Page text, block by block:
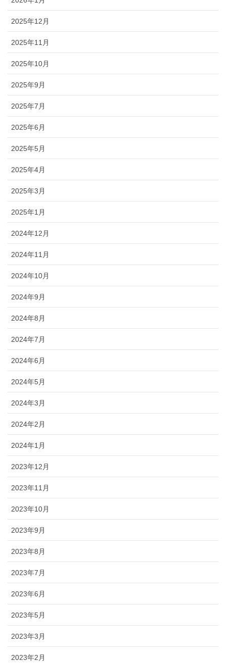
2025年12月
2025年11月
2025年10月
2025年9月
2025年7月
2025年6月
2025年5月
2025年4月
2025年3月
2025年1月
2024年12月
2024年11月
2024年10月
2024年9月
2024年8月
2024年7月
2024年6月
2024年5月
2024年3月
2024年2月
2024年1月
2023年12月
2023年11月
2023年10月
2023年9月
2023年8月
2023年7月
2023年6月
2023年5月
2023年3月
2023年2月